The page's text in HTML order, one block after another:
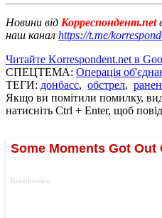
Новини від Корреспондент.net
наш канал https://t.me/
Читайте Korrespondent.net в
СПЕЦТЕМА: Операція
ТЕГИ: донбасс, обстрел,
Якщо ви помітили помилку,
натисніть Ctrl + Enter, щоб